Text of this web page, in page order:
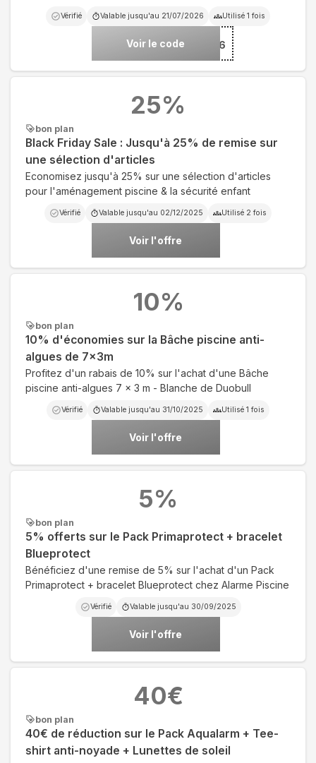
Vérifié Valable jusqu'au 21/07/2026 Utilisé 1 fois
Voir le code***2026
bon plan
Black Friday Sale : Jusqu'à 25% de remise sur
une sélection d'articles
Economisez jusqu'à 25% sur une sélection d'articles
pour l'aménagement piscine & la sécurité enfant
Vérifié Valable jusqu'au 02/12/2025 Utilisé 2 fois
Voir l'offre
25%
bon plan
10% d'économies sur la Bâche piscine anti-
algues de 7x3m
Profitez d'un rabais de 10% sur l'achat d'une Bâche
piscine anti-algues 7 x 3 m - Blanche de Duobull
Vérifié Valable jusqu'au 31/10/2025 Utilisé 1 fois
Voir l'offre
10%
bon plan
5% offerts sur le Pack Primaprotect + bracelet
Blueprotect
Bénéficiez d'une remise de 5% sur l'achat d'un Pack
Primaprotect + bracelet Blueprotect chez Alarme Piscine
Vérifié Valable jusqu'au 30/09/2025
Voir l'offre
5%
bon plan
40€ de réduction sur le Pack Aqualarm + Tee-
shirt anti-noyade + Lunettes de soleil
40€